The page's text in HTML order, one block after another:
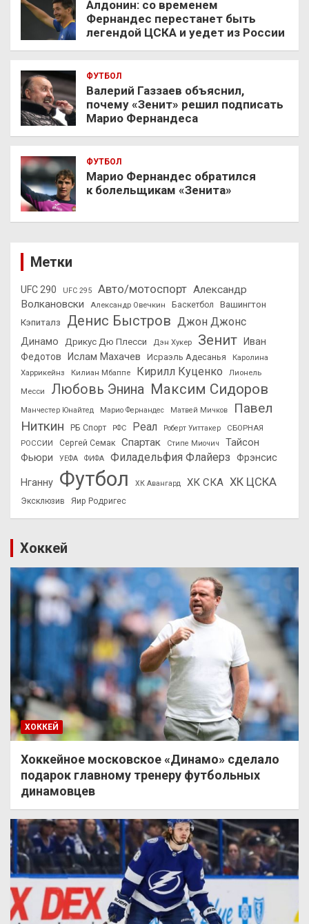
Алдонин: со временем
Фернандес перестанет быть
легендой ЦСКА и уедет из России
ФУТБОЛ
Валерий Газзаев объяснил,
почему «Зенит» решил подписать
Марио Фернандеса
ФУТБОЛ
Марио Фернандес обратился
к болельщикам «Зенита»
Метки
UFC 290 UFC 295 Авто/мотоспорт Александр
Волкановски
Александр Овечкин Баскетбол
Вашингтон
Кэпиталз
Денис Быстров Джон Джонс
Динамо Дрикус Дю Плесси Дэн Хукер Зенит
Иван
Федотов
Ислам Махачев Исраэль Адесанья
Каролина
Харрикейнз
Килиан Мбаппе Кирилл Куценко
Лионель
Месси
Любовь Энина Максим Сидоров
Манчестер Юнайтед Марио Фернандес Матвей Мичков
Павел
Ниткин
РБ Спорт РФС Реал Роберт Уиттакер
СБОРНАЯ
РОССИИ
Сергей Семак Спартак Стипе Миочич
Тайсон
Фьюри
УЕФА ФИФА Филадельфия Флайерз Фрэнсис
Нганну Футбол ХК Авангард ХК СКА ХК ЦСКА
Эксклюзив Яир Родригес
Хоккей
ХОККЕЙ
Хоккейное московское «Динамо» сделало
подарок главному тренеру футбольных
динамовцев